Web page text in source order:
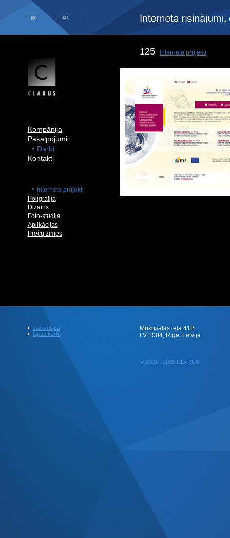
ру en
Kompānija
Pakalpojumi
Darbi
Kontakti
Interneta projekti
Poligrāfija
Dizains
Foto-studija
Aplikācijas
Preču zīmes
125 Interneta projekti
sākumlapa
lapas karte
Mūkusalas iela 41B
LV 1004, Rīga, Latvija
© 2001 - 2025 CLARUS